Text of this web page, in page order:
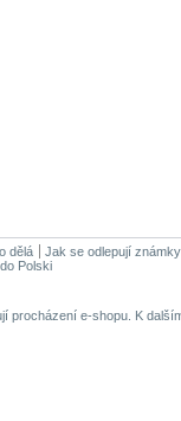
dělá
Jak se odlepují známky
Polski
procházení e-shopu. K